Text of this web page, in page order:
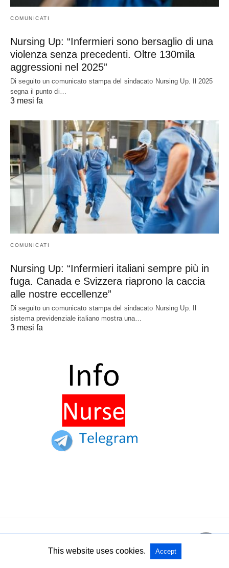
COMUNICATI
Nursing Up: “Infermieri sono bersaglio di una
violenza senza precedenti. Oltre 130mila
aggressioni nel 2025”
Di seguito un comunicato stampa del sindacato Nursing Up. Il 2025
segna il punto di…
3 mesi fa
COMUNICATI
Nursing Up: “Infermieri italiani sempre più in
fuga. Canada e Svizzera riaprono la caccia
alle nostre eccellenze”
Di seguito un comunicato stampa del sindacato Nursing Up. Il
sistema previdenziale italiano mostra una…
3 mesi fa
Home Collabora con InfoNurse Partner Nurse Times
This website uses cookies. Accept